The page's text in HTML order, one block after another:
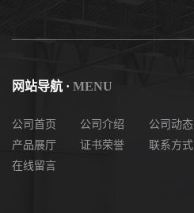
网站导航 · MENU
公司首页 公司介绍
公司动态
产品展厅
证书荣誉
联系方式
在线留言